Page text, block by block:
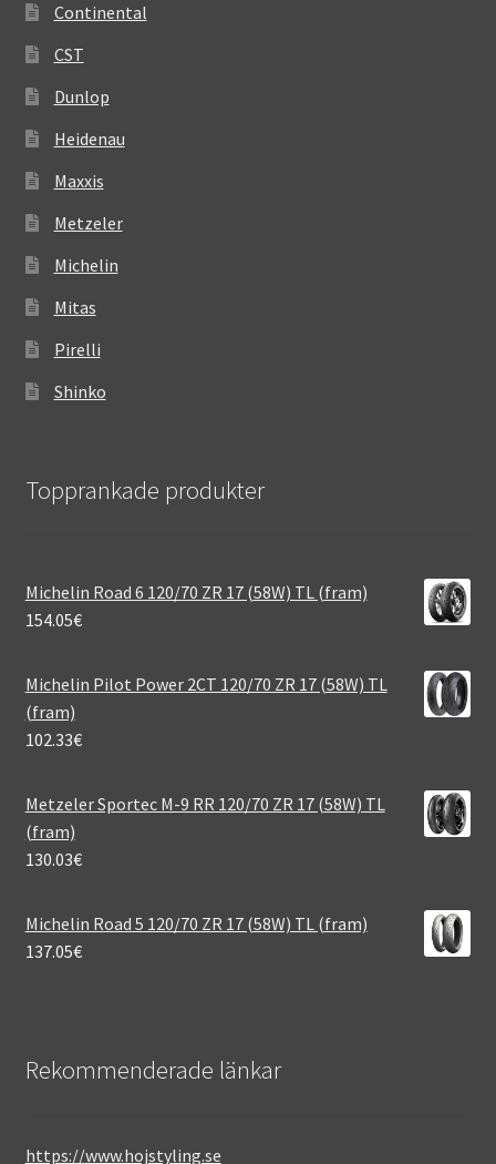
Continental
CST
Dunlop
Heidenau
Maxxis
Metzeler
Michelin
Mitas
Pirelli
Shinko
Topprankade produkter
Michelin Road 6 120/70 ZR 17 (58W) TL (fram)
154.05€
Michelin Pilot Power 2CT 120/70 ZR 17 (58W) TL
(fram)
102.33€
Metzeler Sportec M-9 RR 120/70 ZR 17 (58W) TL
(fram)
130.03€
Michelin Road 5 120/70 ZR 17 (58W) TL (fram)
137.05€
Rekommenderade länkar
https://www.hojstyling.se